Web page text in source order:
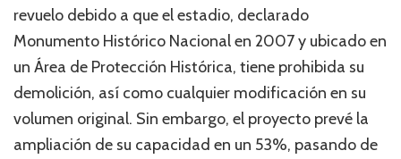
revuelo debido a que el estadio, declarado
Monumento Histórico Nacional en 2007 y ubicado en
un Área de Protección Histórica, tiene prohibida su
demolición, así como cualquier modificación en su
volumen original. Sin embargo, el proyecto prevé la
ampliación de su capacidad en un 53%, pasando de